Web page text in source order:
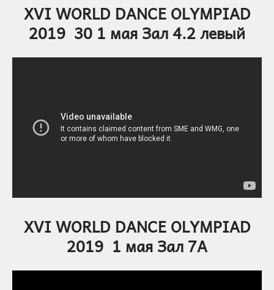
XVI WORLD DANCE OLYMPIAD
2019 30 1 мая Зал 4.2 левый
XVI WORLD DANCE OLYMPIAD
2019 1 мая Зал 7А